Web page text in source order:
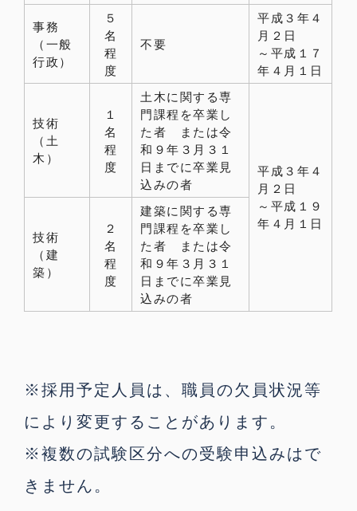
事務
（一般
行政）
５
名
程
度
不要
平成３年４
月２日
～平成１７
年４月１日
技術
（土
木）
１
名
程
度
土木に関する専
門課程を卒業し
た者 または令
和９年３月３１
日までに卒業見
込みの者
平成３年４
月２日
～平成１９
年４月１日
技術
（建
築）
２
名
程
度
建築に関する専
門課程を卒業し
た者 または令
和９年３月３１
日までに卒業見
込みの者
※採用予定人員は、職員の欠員状況等
により変更することがあります。
※複数の試験区分への受験申込みはで
きません。